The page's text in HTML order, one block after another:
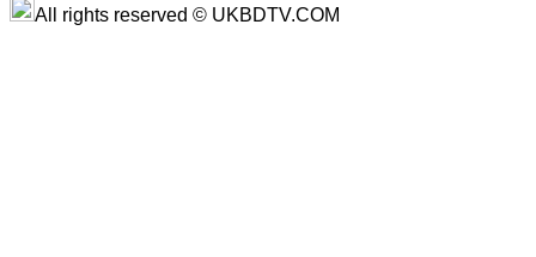
All rights reserved © UKBDTV.COM